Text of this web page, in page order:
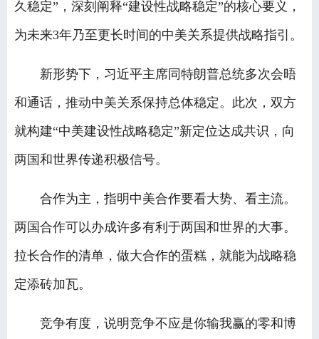
久稳定”，深刻阐释“建设性战略稳定”的核心要义，
为未来3年乃至更长时间的中美关系提供战略指引。
新形势下，习近平主席同特朗普总统多次会晤
和通话，推动中美关系保持总体稳定。此次，双方
就构建“中美建设性战略稳定”新定位达成共识，向
两国和世界传递积极信号。
合作为主，指明中美合作要看大势、看主流。
两国合作可以办成许多有利于两国和世界的大事。
拉长合作的清单，做大合作的蛋糕，就能为战略稳
定添砖加瓦。
竞争有度，说明竞争不应是你输我赢的零和博